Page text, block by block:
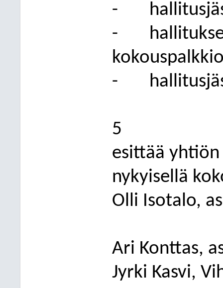
-
-
hall
-
5
esittää
nykyisellä
Olli Isotalo,
Ari Konttas,
Jyrki Kasvi,